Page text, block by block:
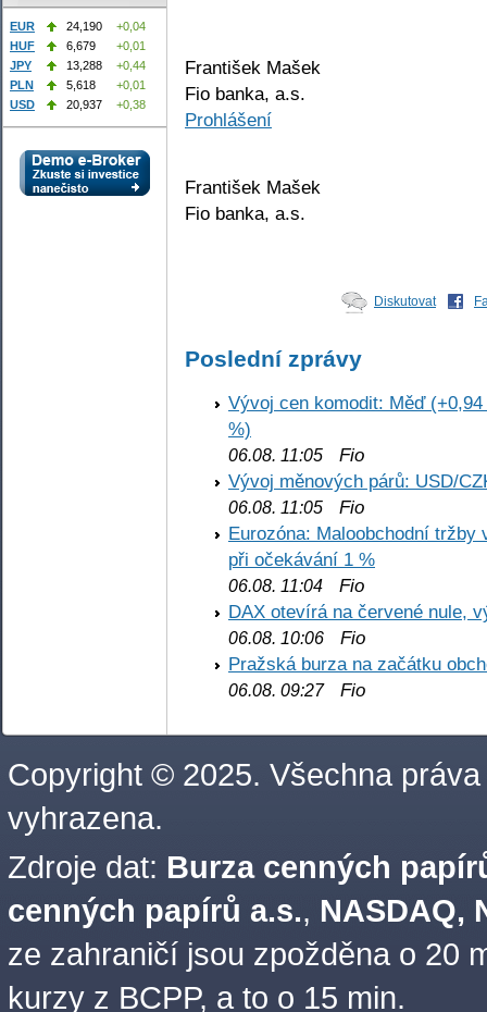
František Mašek
Fio banka, a.s.
Prohlášení
František Mašek
Fio banka, a.s.
Diskutovat
Poslední zprávy
Vývoj cen komodit: Měď
%)
06.08. 11:05 Fio
Vývoj měnových párů: USD/
06.08. 11:05 Fio
Eurozóna: Maloobchodní
při očekávání 1 %
06.08. 11:04 Fio
DAX otevírá na červené nule,
06.08. 10:06 Fio
Pražská burza na začátku
06.08. 09:27Fio
EUR 24,190
+0,04
HUF
6,679
+0,01
JPY
13,288
+0,44
PLN
5,618
+0,01
USD
20,937 +0,38
Copyright © 2025. Všechna práva
vyhrazena.
Zdroje dat: Burza cenných
cenných papírů a.s., NASDAQ,
ze zahraničí jsou zpožděna o 20
kurzy z BCPP, a to o 15 min.